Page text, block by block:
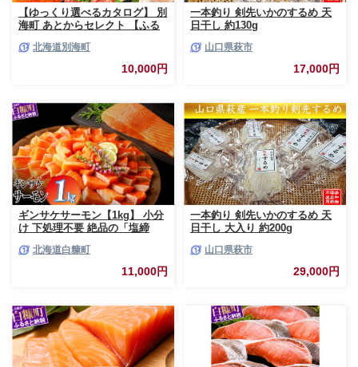
【ゆっくり選べるカタログ】 別
海町 あとからセレクト 【ふる
とから選べる！ ギフト いくら
ほたて 海鮮 牛肉 ケーキ アイス
【BY0000010】（ 後から選べ
カタログギフト あとからカタロ
グ あとからカタログポイント
あとからカタログギフト ふるさ
と納税 ）
北海道別海町
10,000円
一本釣り 剣先いかのするめ 天
日干し 約130g
山口県萩市
17,000円
ギンサケサーモン【1kg】 小分
け 下処理不要 絶品の「塩締
サーモン 鮭 魚 銀鮭 刺身 生食
用 さけ サケ ふるさと ランキン
グ 人気 魚介類 魚介 北海道 白
北海道白糠町
11,000円
一本釣り 剣先いかのするめ 天
日干し 大入り 約200g
山口県萩市
29,000円